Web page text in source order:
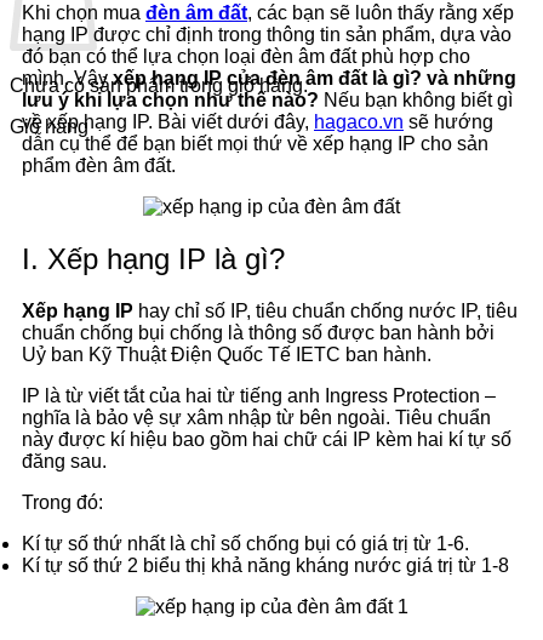
Chưa có sản phẩm trong giỏ hàng.
Giỏ hàng
Khi chọn mua đèn âm đất, các bạn sẽ luôn thấy rằng xếp
hạng IP được chỉ định trong thông tin sản phẩm, dựa vào
đó bạn có thể lựa chọn loại đèn âm đất phù hợp cho
mình. Vậyxếp hạng IP của đèn âm đất là gì? và những
lưu ý khi lựa chọn như thế nào? Nếu bạn không biết gì
về xếp hạng IP. Bài viết dưới đây, hagaco.vn sẽ hướng
dẫn cụ thể để bạn biết mọi thứ về xếp hạng IP cho sản
phẩm đèn âm đất.
I. Xếp hạng IP là gì?
Xếp hạng IP hay chỉ số IP, tiêu chuẩn chống nước IP, tiêu
chuẩn chống bụi chống là thông số được ban hành bởi
Uỷ ban Kỹ Thuật Điện Quốc Tế IETC ban hành.
IP là từ viết tắt của hai từ tiếng anh Ingress Protection –
nghĩa là bảo vệ sự xâm nhập từ bên ngoài. Tiêu chuẩn
này được kí hiệu bao gồm hai chữ cái IP kèm hai kí tự số
đăng sau.
Trong đó:
Kí tự số thứ nhất là chỉ số chống bụi có giá trị từ 1-6.
Kí tự số thứ 2 biểu thị khả năng kháng nước giá trị từ 1-8